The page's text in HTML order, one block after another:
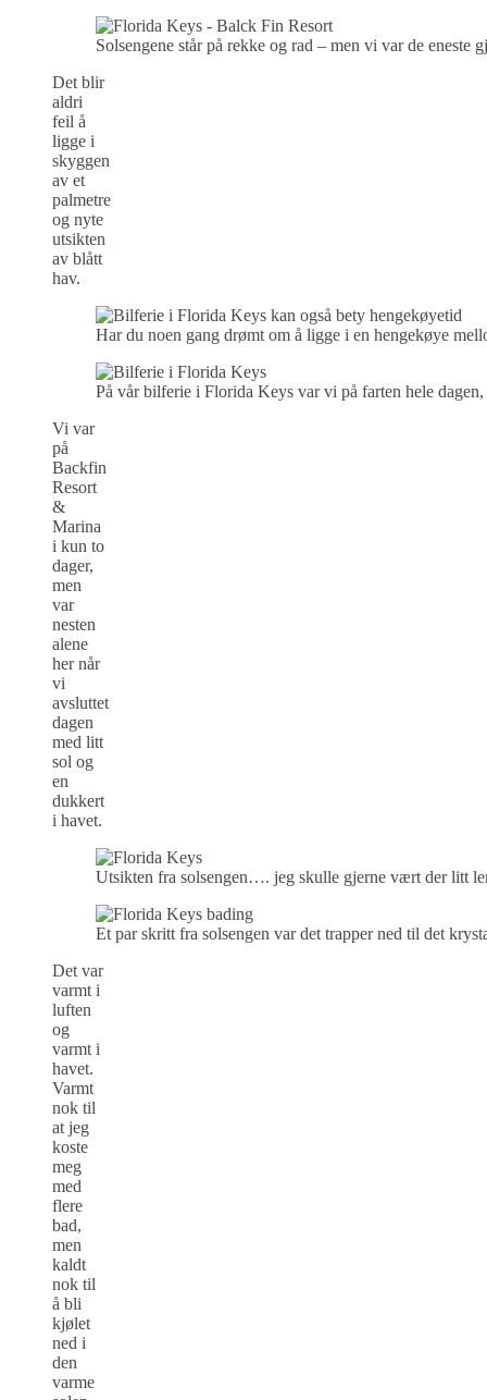
Solsengene står på rekke og rad – men vi var de eneste
Det blir
aldri
feil å
ligge i
skyggen
av et
palmetre
og nyte
utsikten
av blått
hav.
Har du noen gang drømt om å ligge i en hengekøye
På vår bilferie i Florida Keys var vi på farten hele
Vi var
på
Backfin
Resort
&
Marina
i kun to
dager,
men
var
nesten
alene
her når
vi
avsluttet
dagen
med litt
sol og
en
dukkert
i havet.
Utsikten fra solsengen…. jeg skulle gjerne vært der litt
Et par skritt fra solsengen var det trapper ned til det
Det var
varmt i
luften
og
varmt i
havet.
Varmt
nok til
at jeg
koste
meg
med
flere
bad,
men
kaldt
nok til
å bli
kjølet
ned i
den
varme